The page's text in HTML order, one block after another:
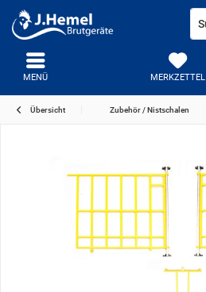
MERKZETTEL
MENÜ
Übersicht Zubehör / Nistschalen